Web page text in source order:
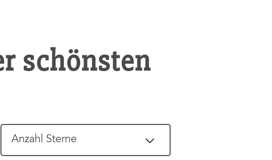
schönsten
Anzahl Sterne